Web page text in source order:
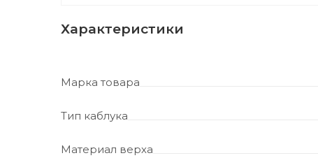
Характеристики
Марка товара
Тип каблука
Материал верха